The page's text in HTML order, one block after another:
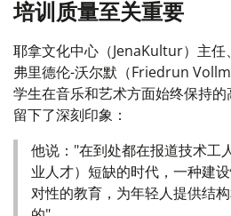
培训质量至关重要
耶拿文化中心（JenaKultur）主
弗里德伦-沃尔默（Friedrun
学生在音乐和艺术方面始终保持
留下了深刻印象：
他说："在到处都在报道技术工
业人才）短缺的时代，一种建
对性的教育，为年轻人提供结